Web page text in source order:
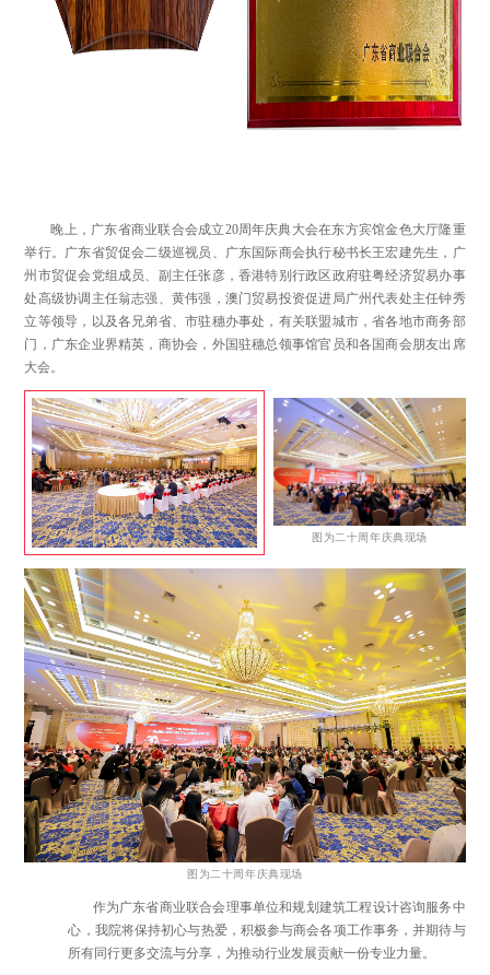
晚上，广东省商业联合会成立20周年庆典大会在东方宾馆金色大厅隆重
举行。广东省贸促会二级巡视员、广东国际商会执行秘书长王宏建先生，广
州市贸促会党组成员、副主任张彦，香港特别行政区政府驻粤经济贸易办事
处高级协调主任翁志强、黄伟强，澳门贸易投资促进局广州代表处主任钟秀
立等领导，以及各兄弟省、市驻穗办事处，有关联盟城市，省各地市商务部
门，广东企业界精英，商协会，外国驻穗总领事馆官员和各国商会朋友出席
大会。
图为二十周年庆典现场
图为二十周年庆典现场
作为广东省商业联合会理事单位和规划建筑工程设计咨询服务中
心，我院将保持初心与热爱，积极参与商会各项工作事务，并期待与
所有同行更多交流与分享，为推动行业发展贡献一份专业力量。